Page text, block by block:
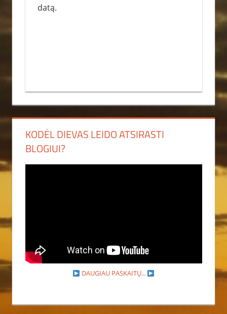
datą.
KODĖL DIEVAS LEIDO ATSIRASTI
BLOGIUI?
DAUGIAU PASKAITŲ...